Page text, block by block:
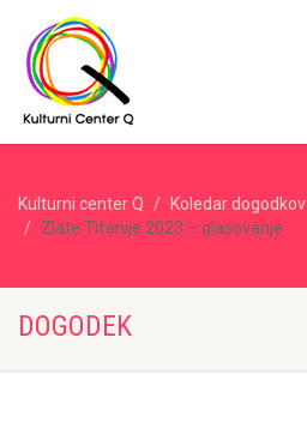
Kulturni center Q Koledar dogodkov
Zlate Tifanije 2023 – glasovanje
DOGODEK